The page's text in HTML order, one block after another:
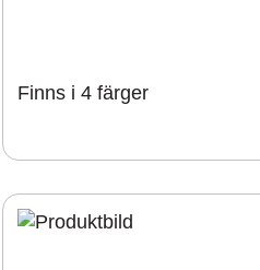
Finns i 4 färger